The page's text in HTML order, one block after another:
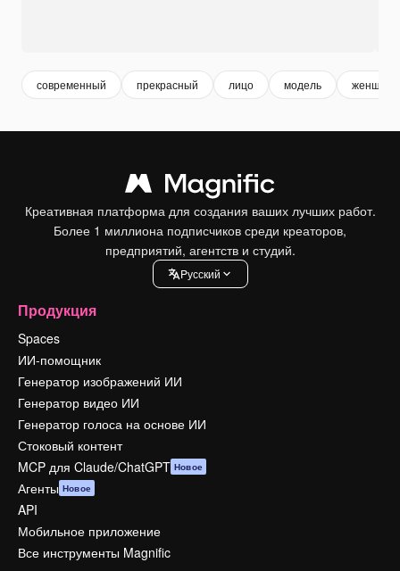
современный прекрасный лицо модель женщина
Креативная платформа для создания ваших лучших работ.
Более 1 миллиона подписчиков среди креаторов,
предприятий, агентств и студий.
Pусский
Продукция
Spaces
ИИ-помощник
Генератор изображений ИИ
Генератор видео ИИ
Генератор голоса на основе ИИ
Стоковый контент
MCP для Claude/ChatGPT Новое
Агенты Новое
API
Мобильное приложение
Все инструменты Magnific